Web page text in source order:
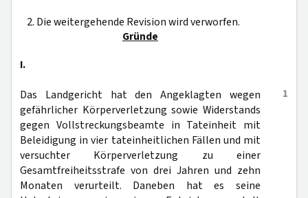
2. Die weitergehende Revision wird verworfen.
Gründe
I.
1
Das Landgericht hat den Angeklagten wegen
gefährlicher Körperverletzung sowie Widerstands
gegen Vollstreckungsbeamte in Tateinheit mit
Beleidigung in vier tateinheitlichen Fällen und mit
versuchter Körperverletzung zu einer
Gesamtfreiheitsstrafe von drei Jahren und zehn
Monaten verurteilt. Daneben hat es seine